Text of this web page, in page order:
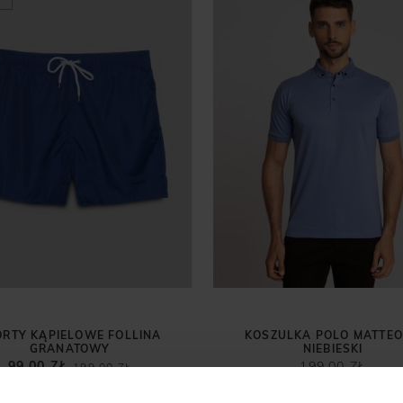
KĄPIELOWE FOLLINA
GRANATOWY
199,00 ZŁ
99,00 ZŁ
KOSZULKA POLO
NIEBIESKI
199,00 ZŁ